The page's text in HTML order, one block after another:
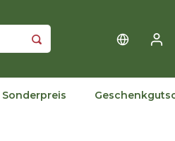
Sonderpreis